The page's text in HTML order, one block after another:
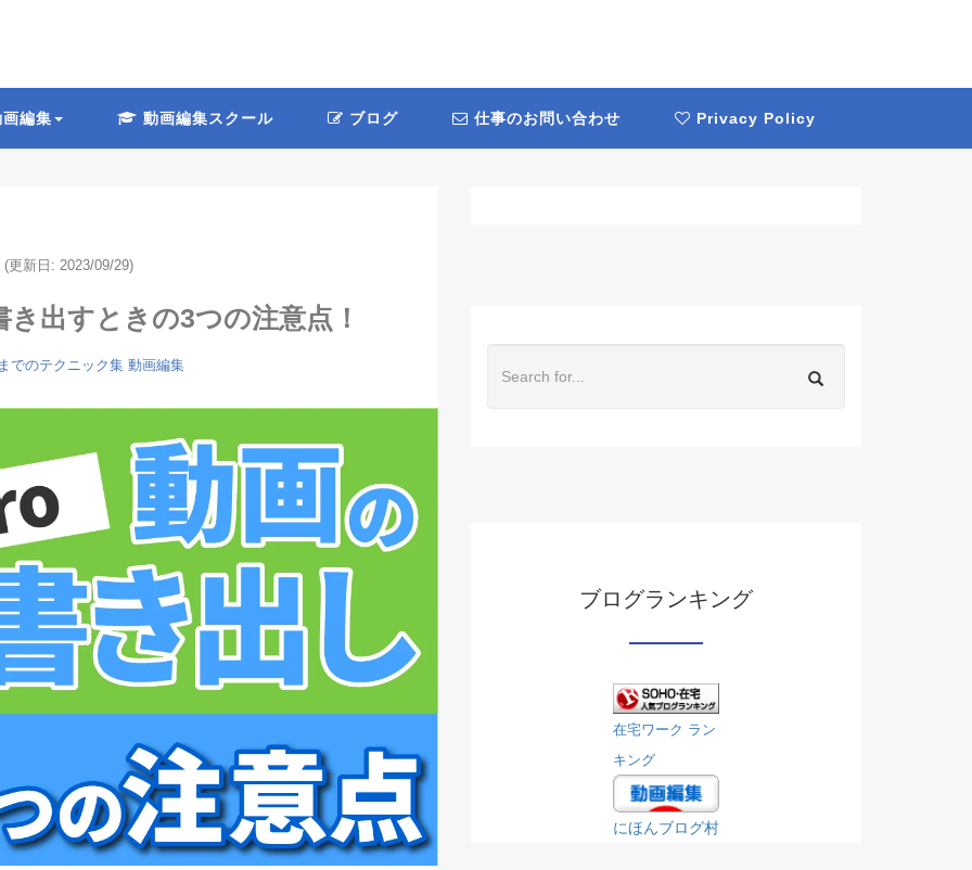
編集 動画編集スクール ブログ 仕事のお問い合わせ Privacy Policy
(更新日: 2023/09/29)
出すときの3つの注意点！
でのテクニック集 動画編集
ブログランキング
在宅ワーク ラン
キング
にほんブログ村